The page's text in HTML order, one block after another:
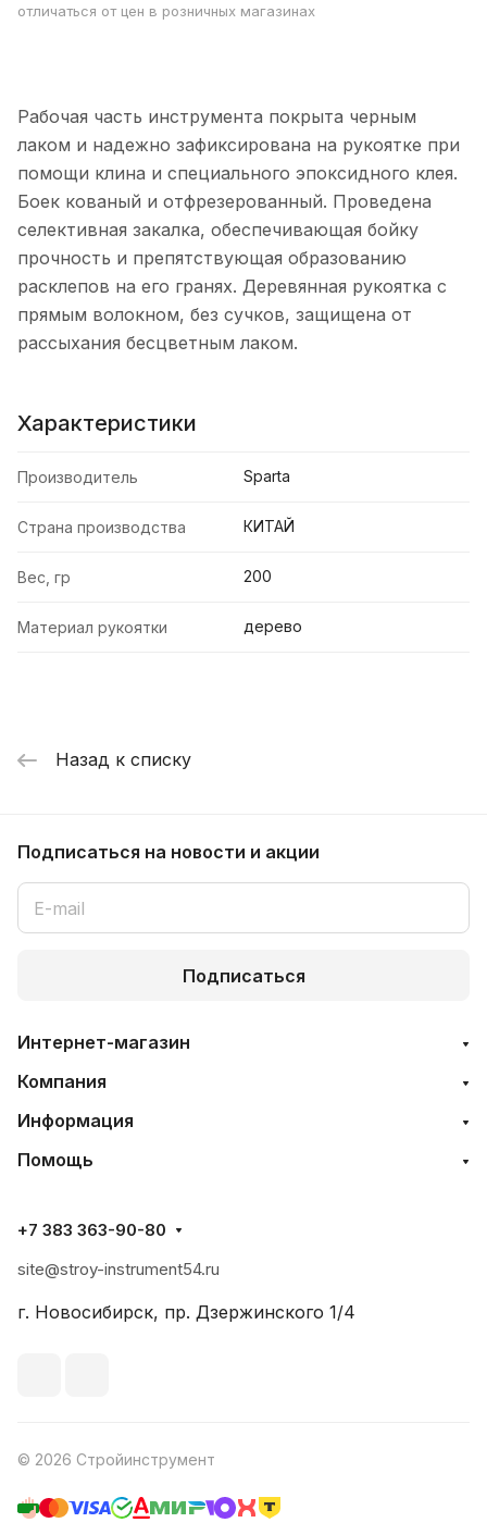
отличаться от цен в розничных магазинах
Рабочая часть инструмента покрыта черным
лаком и надежно зафиксирована на рукоятке при
помощи клина и специального эпоксидного клея.
Боек кованый и отфрезерованный. Проведена
селективная закалка, обеспечивающая бойку
прочность и препятствующая образованию
расклепов на его гранях. Деревянная рукоятка c
прямым волокном, без сучков, защищена от
рассыхания бесцветным лаком.
Характеристики
Производитель Sparta
Страна производства КИТАЙ
Вес, гр 200
Материал рукоятки дерево
Назад к списку
Подписаться на новости и акции
Подписаться
Интернет-магазин
Компания
Информация
Помощь
+7 383 363-90-80
site@stroy-instrument54.ru
г. Новосибирск, пр. Дзержинского 1/4
© 2026 Стройинструмент